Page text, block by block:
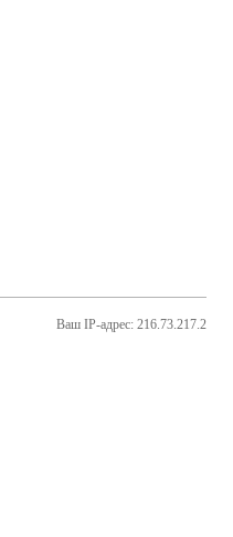
Ваш IP-адрес: 216.73.217.2